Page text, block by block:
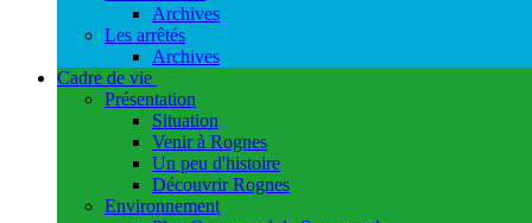
Archives
Les arrêtés
Archives
Cadre de vie
Présentation
Situation
Venir à Rognes
Un peu d'histoire
Découvrir Rognes
Environnement